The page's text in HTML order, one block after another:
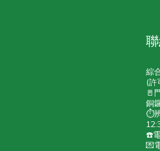
綜
(許
🚪
銅
⏱️
☎️
💌